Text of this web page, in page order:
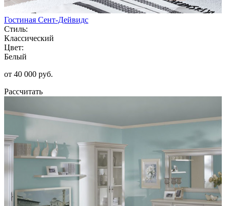
Гостиная Сент-Дейвидс
Стиль:
Классический
Цвет:
Белый
от 40 000 руб.
Рассчитать